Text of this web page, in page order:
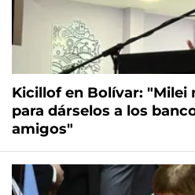
Kicillof en Bolívar: "Milei
para dárselos a los
amigos"